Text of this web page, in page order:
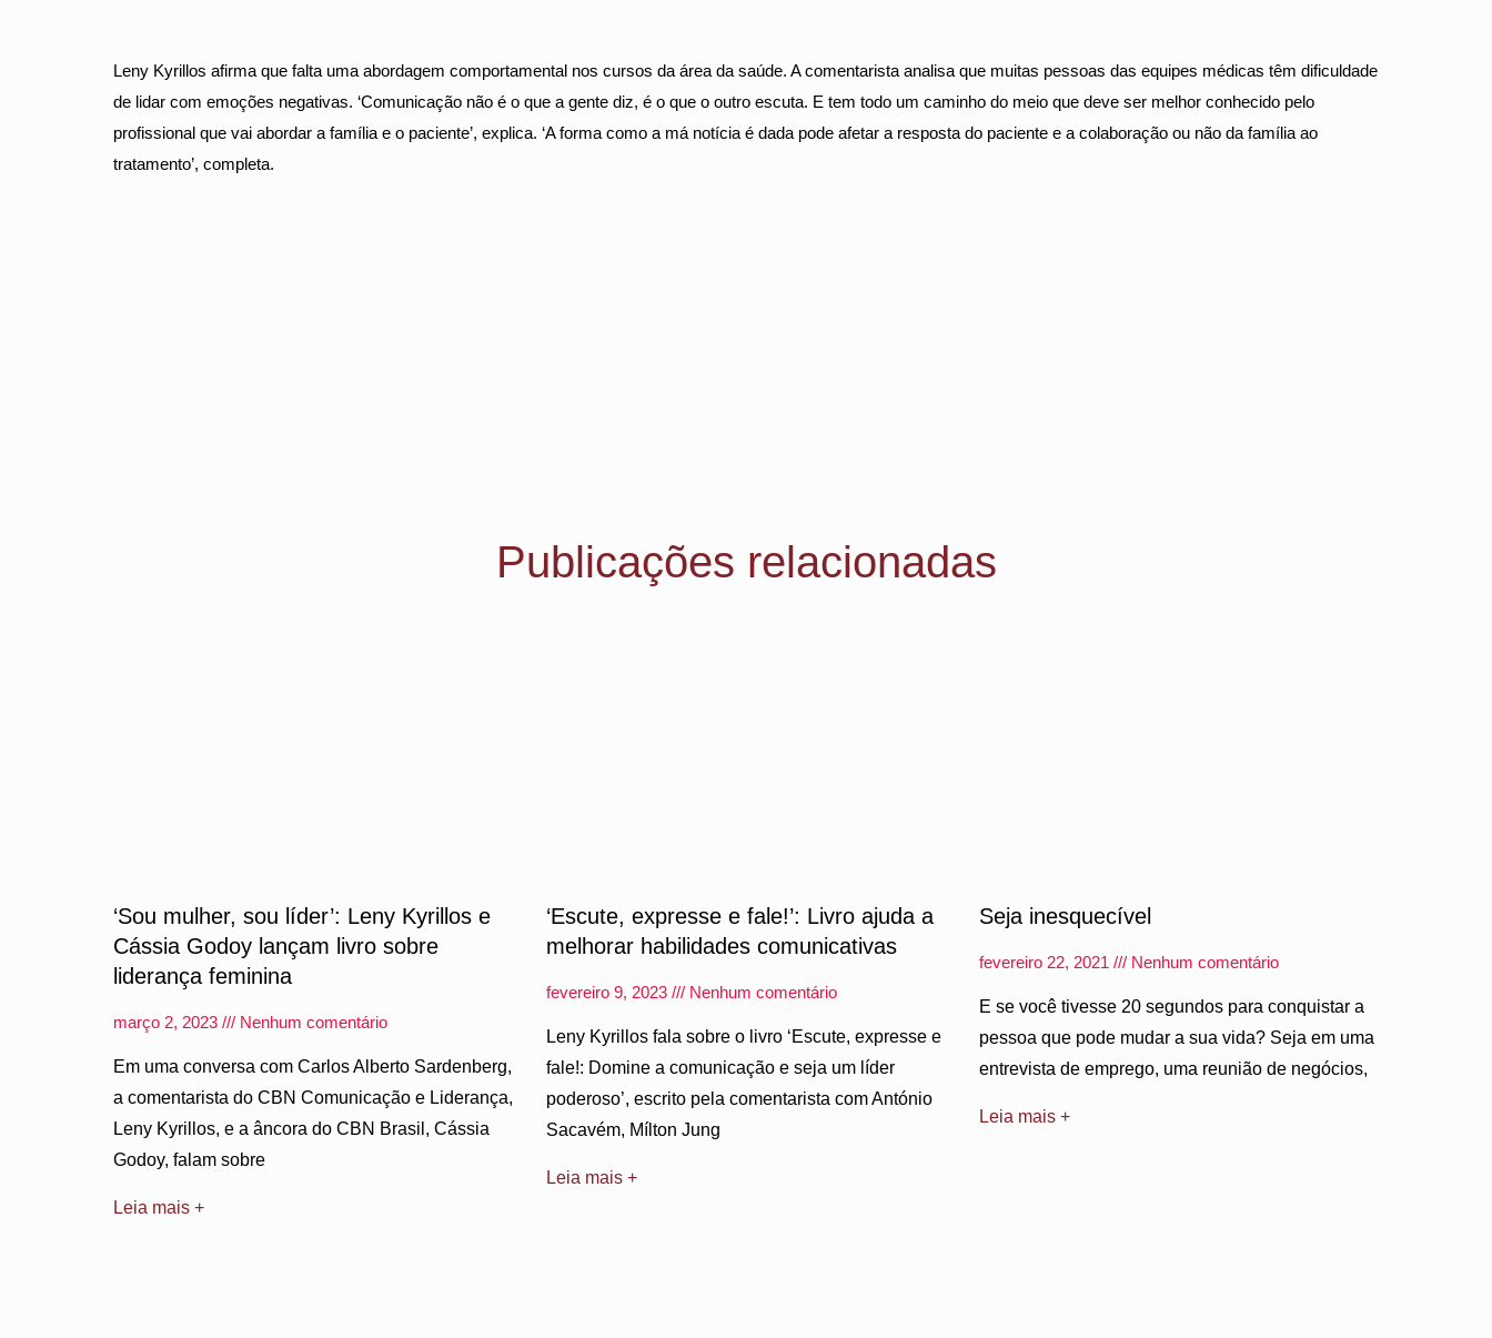
Leny Kyrillos afirma que falta uma abordagem comportamental nos cursos da área da saúde. A comentarista analisa que muitas pessoas das equipes médicas têm dificuldade
de lidar com emoções negativas. ‘Comunicação não é o que a gente diz, é o que o outro escuta. E tem todo um caminho do meio que deve ser melhor conhecido pelo
profissional que vai abordar a família e o paciente’, explica. ‘A forma como a má notícia é dada pode afetar a resposta do paciente e a colaboração ou não da família ao
tratamento’, completa.
Publicações relacionadas
‘Sou mulher, sou líder’: Leny Kyrillos e
Cássia Godoy lançam livro sobre
liderança feminina
março 2, 2023 Nenhum comentário
Em uma conversa com Carlos Alberto Sardenberg,
a comentarista do CBN Comunicação e Liderança,
Leny Kyrillos, e a âncora do CBN Brasil, Cássia
Godoy, falam sobre
Leia mais +
‘Escute, expresse e fale!’: Livro ajuda a
melhorar habilidades comunicativas
fevereiro 9, 2023 Nenhum comentário
Leny Kyrillos fala sobre o livro ‘Escute, expresse e
fale!: Domine a comunicação e seja um líder
poderoso’, escrito pela comentarista com António
Sacavém, Mílton Jung
Leia mais +
Seja inesquecível
fevereiro 22, 2021 Nenhum comentário
E se você tivesse 20 segundos para conquistar a
pessoa que pode mudar a sua vida? Seja em uma
entrevista de emprego, uma reunião de negócios,
Leia mais +